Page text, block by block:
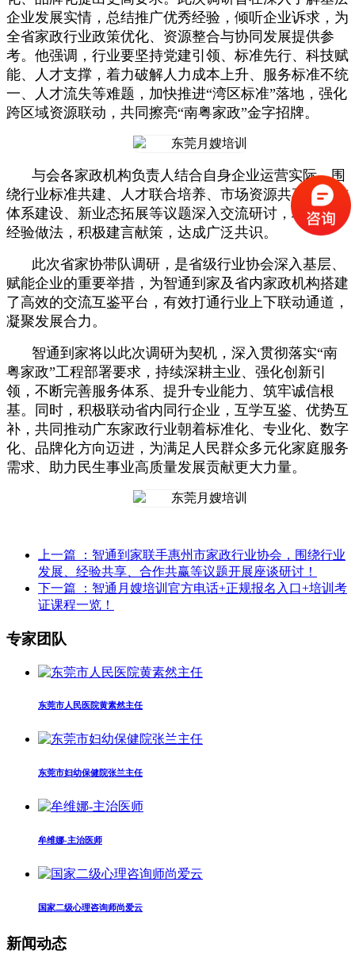
企业发展实情，总结推广优秀经验，倾听企业诉求，为
全省家政行业政策优化、资源整合与协同发展提供参
考。他强调，行业要坚持党建引领、标准先行、科技赋
能、人才支撑，着力破解人力成本上升、服务标准不统
一、人才流失等难题，加快推进“湾区标准”落地，强化
跨区域资源联动，共同擦亮“南粤家政”金字招牌。
与会各家政机构负责人结合自身企业运营实际，围
绕行业标准共建、人才联合培养、市场资源共享、诚信
体系建设、新业态拓展等议题深入交流研讨，坦诚分享
经验做法，积极建言献策，达成广泛共识。
此次省家协带队调研，是省级行业协会深入基层、
赋能企业的重要举措，为智通到家及省内家政机构搭建
了高效的交流互鉴平台，有效打通行业上下联动通道，
凝聚发展合力。
智通到家将以此次调研为契机，深入贯彻落实“南
粤家政”工程部署要求，持续深耕主业、强化创新引
领，不断完善服务体系、提升专业能力、筑牢诚信根
基。同时，积极联动省内同行企业，互学互鉴、优势互
补，共同推动广东家政行业朝着标准化、专业化、数字
化、品牌化方向迈进，为满足人民群众多元化家庭服务
需求、助力民生事业高质量发展贡献更大力量。
上一篇
：智通到家联手惠州市家政行业协会，围绕行业
发展、经验共享、合作共赢等议题开展座谈研讨！
下一篇
：智通月嫂培训官方电话+正规报名入口+培训考
证课程一览！
专家团队
东莞市人民医院黄素然主任
东莞市妇幼保健院张兰主任
牟维娜-主治医师
国家二级心理咨询师尚爱云
新闻动态